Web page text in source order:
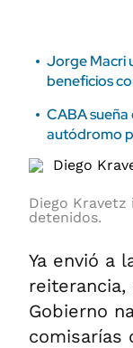
Jorge Macri
beneficios
CABA sueña
autódromo
Diego
detenidos.
Ya envió a
reiterancia,
Gobierno
comisarías